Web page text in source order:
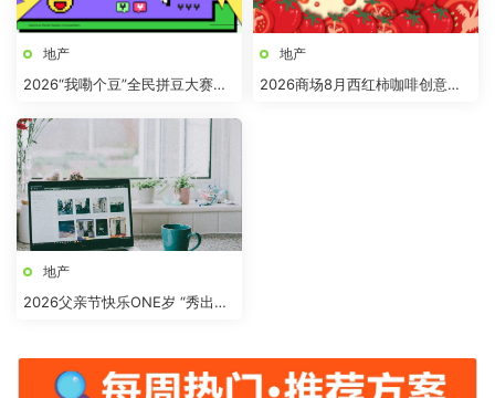
地产
2026“我嘞个豆”全民拼豆大赛主
地产
2026商场8月西红柿咖啡创意市
地产
2026父亲节快乐ONE岁 “秀出爸